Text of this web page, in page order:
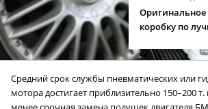
Оригинальное
коробку по
Средний срок службы пневматических или
мотора достигает приблизительно 150–200